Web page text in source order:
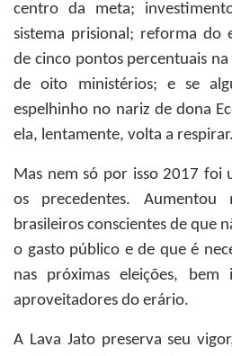
centro da meta;
sistema prisional; reforma do
de cinco pontos percentuais
de oito ministérios; e se
espelhinho no nariz de dona
ela, lentamente, volta a
Mas nem só por isso 2017 foi
os precedentes.
brasileiros conscientes de que
o gasto público e de que é
nas próximas eleições, bem
aproveitadores do erário.
A Lava Jato preserva seu